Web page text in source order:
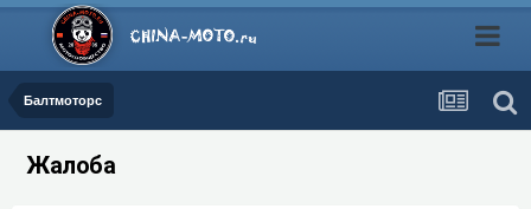
Балтмоторс
Жалоба